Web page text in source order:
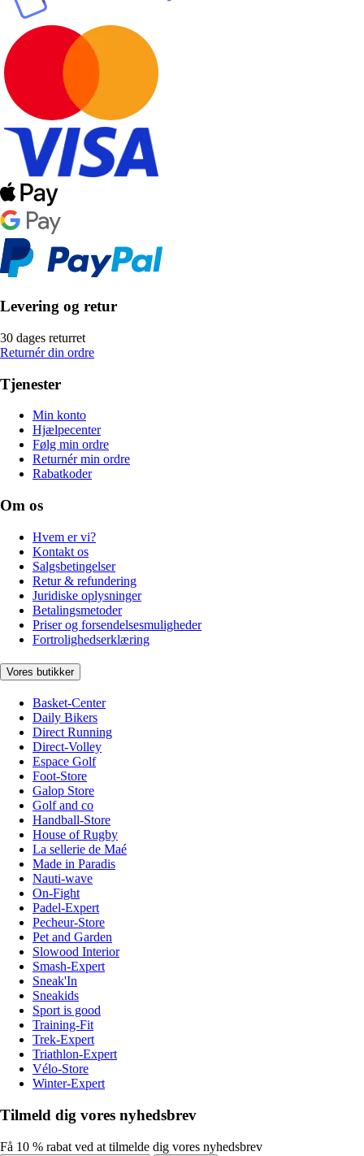
Levering og retur
30 dages returret
Returnér din ordre
Tjenester
Min konto
Hjælpecenter
Følg min ordre
Returnér min ordre
Rabatkoder
Om os
Hvem er vi?
Kontakt os
Salgsbetingelser
Retur & refundering
Juridiske oplysninger
Betalingsmetoder
Priser og forsendelsesmuligheder
Fortrolighedserklæring
Vores butikker
Basket-Center
Daily Bikers
Direct Running
Direct-Volley
Espace Golf
Foot-Store
Galop Store
Golf and co
Handball-Store
House of Rugby
La sellerie de Maé
Made in Paradis
Nauti-wave
On-Fight
Padel-Expert
Pecheur-Store
Pet and Garden
Slowood Interior
Smash-Expert
Sneak'In
Sneakids
Sport is good
Training-Fit
Trek-Expert
Triathlon-Expert
Vélo-Store
Winter-Expert
Tilmeld dig vores nyhedsbrev
Få 10 % rabat ved at tilmelde dig vores nyhedsbrev